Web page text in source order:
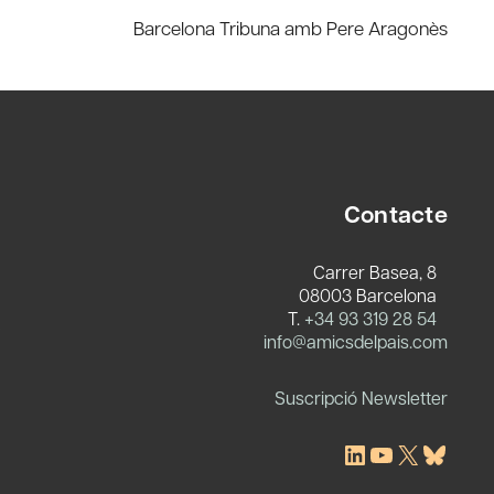
Barcelona Tribuna amb Pere Aragonès
Contacte
Carrer Basea, 8
08003 Barcelona
T. +34 93 319 28 54
info@amicsdelpais.com
Suscripció Newsletter
LinkedIn
YouTube
X